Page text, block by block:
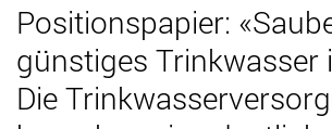
Positionspapier:
günstiges Trinkwasser
Die